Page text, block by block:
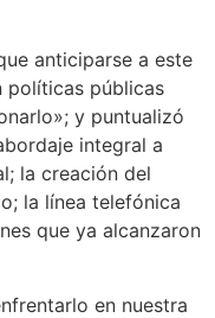
anticiparse a este
políticas públicas
y puntualizó
integral a
la creación del
la línea telefónica
que ya alcanzaron
en nuestra